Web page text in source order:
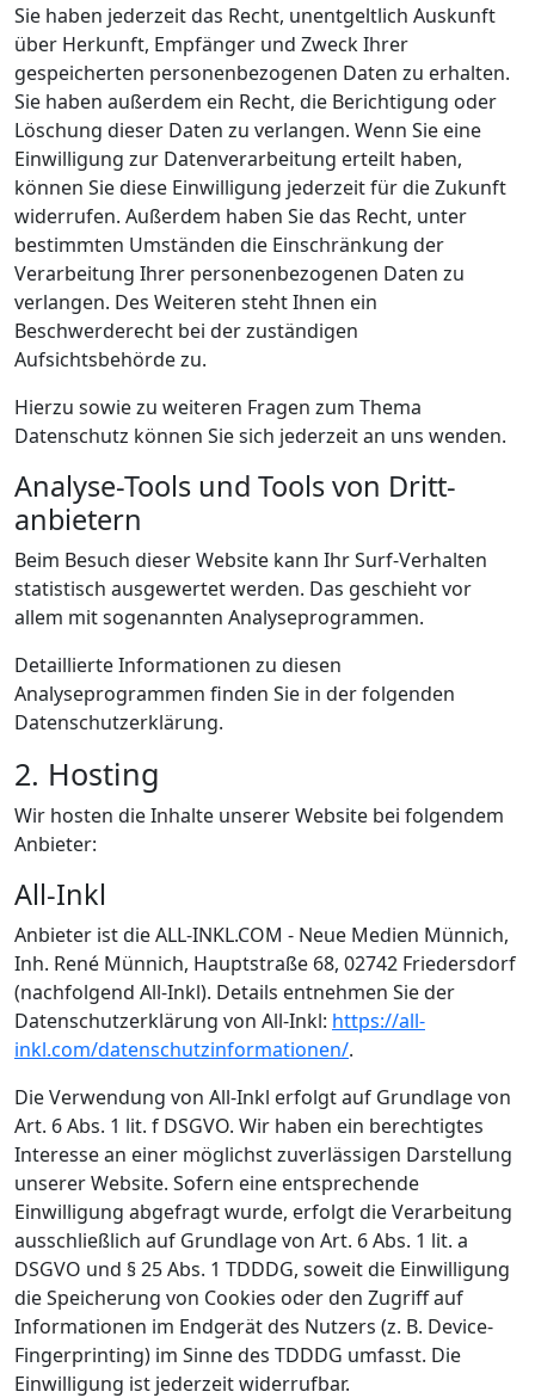
Sie haben jederzeit das Recht, unentgeltlich Auskunft
über Herkunft, Empfänger und Zweck Ihrer
gespeicherten personenbezogenen Daten zu erhalten.
Sie haben außerdem ein Recht, die Berichtigung oder
Löschung dieser Daten zu verlangen. Wenn Sie eine
Einwilligung zur Datenverarbeitung erteilt haben,
können Sie diese Einwilligung jederzeit für die Zukunft
widerrufen. Außerdem haben Sie das Recht, unter
bestimmten Umständen die Einschränkung der
Verarbeitung Ihrer personenbezogenen Daten zu
verlangen. Des Weiteren steht Ihnen ein
Beschwerderecht bei der zuständigen
Aufsichtsbehörde zu.
Hierzu sowie zu weiteren Fragen zum Thema
Datenschutz können Sie sich jederzeit an uns wenden.
Analyse-Tools und Tools von Dritt­
anbietern
Beim Besuch dieser Website kann Ihr Surf-Verhalten
statistisch ausgewertet werden. Das geschieht vor
allem mit sogenannten Analyseprogrammen.
Detaillierte Informationen zu diesen
Analyseprogrammen finden Sie in der folgenden
Datenschutzerklärung.
2. Hosting
Wir hosten die Inhalte unserer Website bei folgendem
Anbieter:
All-Inkl
Anbieter ist die ALL-INKL.COM - Neue Medien Münnich,
Inh. René Münnich, Hauptstraße 68, 02742 Friedersdorf
(nachfolgend All-Inkl). Details entnehmen Sie der
Datenschutzerklärung von All-Inkl: https://all-
inkl.com/datenschutzinformationen/.
Die Verwendung von All-Inkl erfolgt auf Grundlage von
Art. 6 Abs. 1 lit. f DSGVO. Wir haben ein berechtigtes
Interesse an einer möglichst zuverlässigen Darstellung
unserer Website. Sofern eine entsprechende
Einwilligung abgefragt wurde, erfolgt die Verarbeitung
ausschließlich auf Grundlage von Art. 6 Abs. 1 lit. a
DSGVO und § 25 Abs. 1 TDDDG, soweit die Einwilligung
die Speicherung von Cookies oder den Zugriff auf
Informationen im Endgerät des Nutzers (z. B. Device-
Fingerprinting) im Sinne des TDDDG umfasst. Die
Einwilligung ist jederzeit widerrufbar.